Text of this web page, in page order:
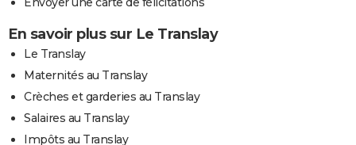
En savoir plus sur Le Translay
Le Translay
Maternités au Translay
Crèches et garderies au Translay
Salaires au Translay
Impôts au Translay